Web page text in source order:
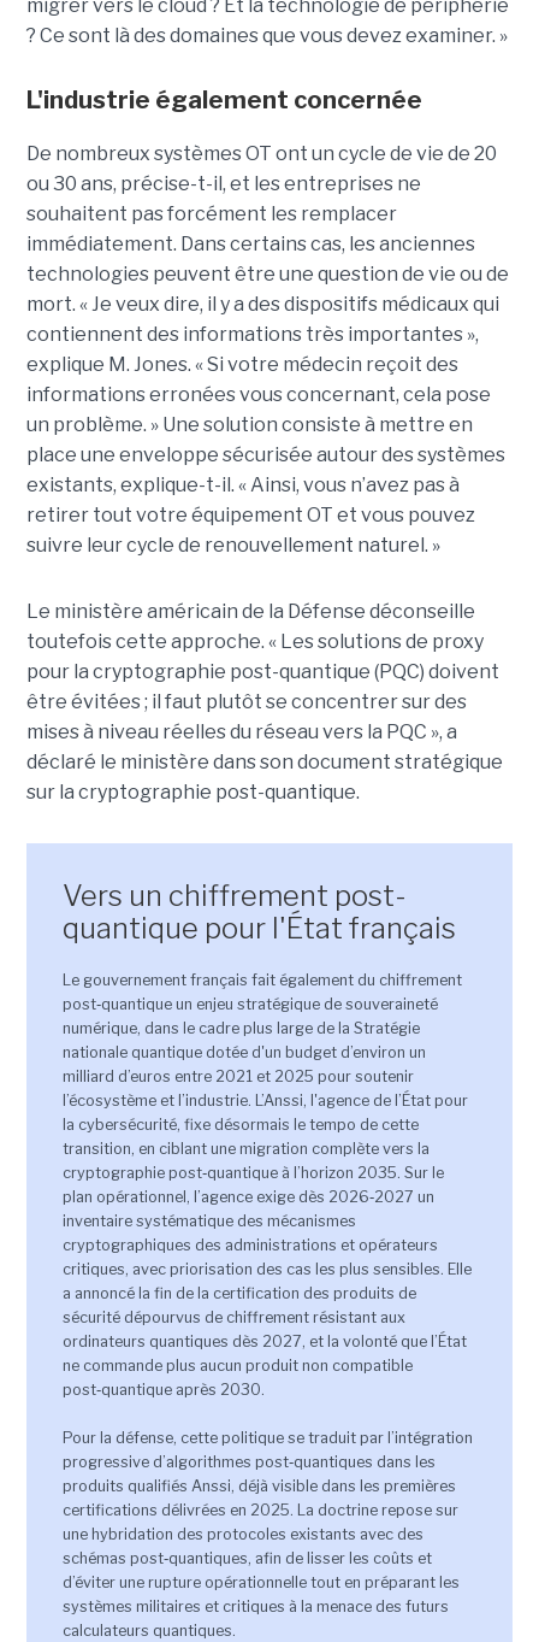
migrer vers le cloud ? Et la technologie de périphérie
? Ce sont là des domaines que vous devez examiner. »
L'industrie également concernée
De nombreux systèmes OT ont un cycle de vie de 20
ou 30 ans, précise-t-il, et les entreprises ne
souhaitent pas forcément les remplacer
immédiatement. Dans certains cas, les anciennes
technologies peuvent être une question de vie ou de
mort. « Je veux dire, il y a des dispositifs médicaux qui
contiennent des informations très importantes »,
explique M. Jones. « Si votre médecin reçoit des
informations erronées vous concernant, cela pose
un problème. » Une solution consiste à mettre en
place une enveloppe sécurisée autour des systèmes
existants, explique-t-il. « Ainsi, vous n’avez pas à
retirer tout votre équipement OT et vous pouvez
suivre leur cycle de renouvellement naturel. »
Le ministère américain de la Défense déconseille
toutefois cette approche. « Les solutions de proxy
pour la cryptographie post-quantique (PQC) doivent
être évitées ; il faut plutôt se concentrer sur des
mises à niveau réelles du réseau vers la PQC », a
déclaré le ministère dans son document stratégique
sur la cryptographie post-quantique.
Vers un chiffrement post-
quantique pour l'État français
Le gouvernement français fait également du chiffrement
post‑quantique un enjeu stratégique de souveraineté
numérique, dans le cadre plus large de la Stratégie
nationale quantique dotée d'un budget d’environ un
milliard d’euros entre 2021 et 2025 pour soutenir
l’écosystème et l’industrie. L’Anssi, l'agence de l’État pour
la cybersécurité, fixe désormais le tempo de cette
transition, en ciblant une migration complète vers la
cryptographie post‑quantique à l’horizon 2035. Sur le
plan opérationnel, l’agence exige dès 2026‑2027 un
inventaire systématique des mécanismes
cryptographiques des administrations et opérateurs
critiques, avec priorisation des cas les plus sensibles. Elle
a annoncé la fin de la certification des produits de
sécurité dépourvus de chiffrement résistant aux
ordinateurs quantiques dès 2027, et la volonté que l’État
ne commande plus aucun produit non compatible
post‑quantique après 2030.
Pour la défense, cette politique se traduit par l’intégration
progressive d’algorithmes post‑quantiques dans les
produits qualifiés Anssi, déjà visible dans les premières
certifications délivrées en 2025. La doctrine repose sur
une hybridation des protocoles existants avec des
schémas post‑quantiques, afin de lisser les coûts et
d’éviter une rupture opérationnelle tout en préparant les
systèmes militaires et critiques à la menace des futurs
calculateurs quantiques.